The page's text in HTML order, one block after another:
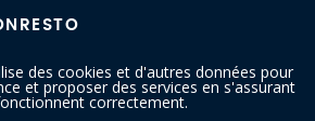
des cookies et d'autres données pour
et proposer des services en s'assurant
correctement.